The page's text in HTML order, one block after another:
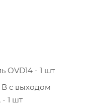
OVD14 - 1 шт
В с выходом
- 1 шт